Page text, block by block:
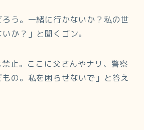
ろう。一緒に行かないか？私の世
か？」と聞くゴン。
禁止。ここに父さんやナリ、警察
の。私を困らせないで」と答え